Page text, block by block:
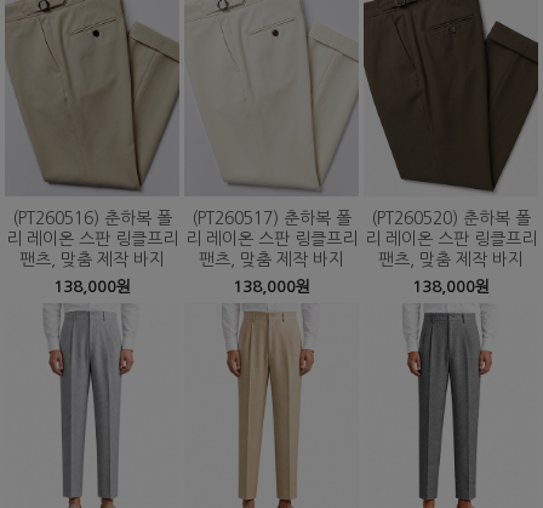
(PT260516) 춘하복 폴
리 레이온 스판 링클프리
팬츠, 맞춤 제작 바지
138,000원
(PT260517) 춘하복 폴
리 레이온 스판 링클프리
팬츠, 맞춤 제작 바지
138,000원
(PT260520) 춘하복 폴
리 레이온 스판 링클프리
팬츠, 맞춤 제작 바지
138,000원